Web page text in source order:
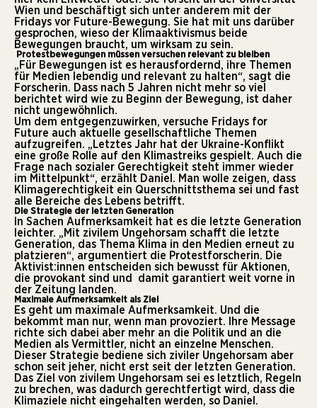
Wien und beschäftigt sich unter anderem mit der
Fridays vor Future-Bewegung. Sie hat mit uns darüber
gesprochen, wieso der Klimaaktivismus beide
Bewegungen braucht, um wirksam zu sein.
Protestbewegungen müssen versuchen relevant zu bleiben
„Für Bewegungen ist es herausfordernd, ihre Themen
für Medien lebendig und relevant zu halten“, sagt die
Forscherin. Dass nach 5 Jahren nicht mehr so viel
berichtet wird wie zu Beginn der Bewegung, ist daher
nicht ungewöhnlich.
Um dem entgegenzuwirken, versuche Fridays for
Future auch aktuelle gesellschaftliche Themen
aufzugreifen. „Letztes Jahr hat der Ukraine-Konflikt
eine große Rolle auf den Klimastreiks gespielt. Auch die
Frage nach sozialer Gerechtigkeit steht immer wieder
im Mittelpunkt“, erzählt Daniel. Man wolle zeigen, dass
Klimagerechtigkeit ein Querschnittsthema sei und fast
alle Bereiche des Lebens betrifft.
Die Strategie der letzten Generation
In Sachen Aufmerksamkeit hat es die letzte Generation
leichter. „Mit zivilem Ungehorsam schafft die letzte
Generation, das Thema Klima in den Medien erneut zu
platzieren“, argumentiert die Protestforscherin. Die
Aktivist:innen entscheiden sich bewusst für Aktionen,
die provokant sind und damit garantiert weit vorne in
der Zeitung landen.
Maximale Aufmerksamkeit als Ziel
Es geht um maximale Aufmerksamkeit. Und die
bekommt man nur, wenn man provoziert. Ihre Message
richte sich dabei aber mehr an die Politik und an die
Medien als Vermittler, nicht an einzelne Menschen.
Dieser Strategie bediene sich ziviler Ungehorsam aber
schon seit jeher, nicht erst seit der letzten Generation.
Das Ziel von zivilem Ungehorsam sei es letztlich, Regeln
zu brechen, was dadurch gerechtfertigt wird, dass die
Klimaziele nicht eingehalten werden, so Daniel.